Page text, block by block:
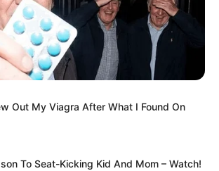
Out My Viagra After What I Found On
To Seat-Kicking Kid And Mom – Watch!